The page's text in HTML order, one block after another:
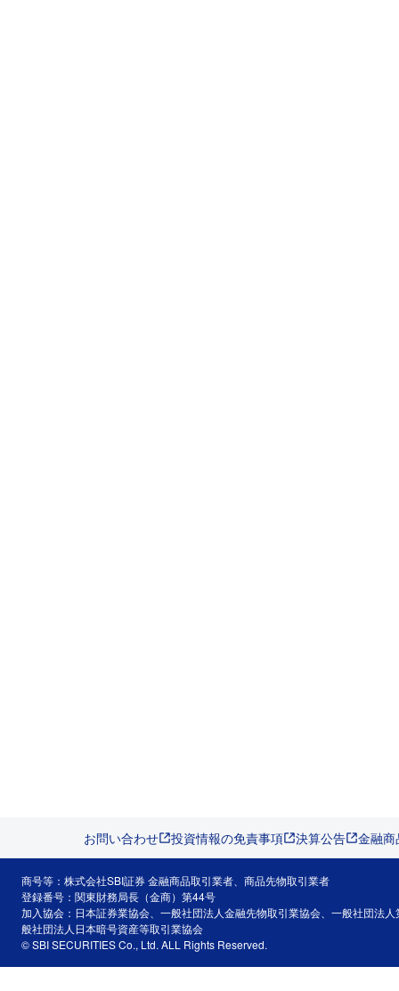
お問い合わせ 投資情報の免責事項 決算公告 金融
商号等：株式会社SBI証券 金融商品取引業者、商品先物取引業者
登録番号：関東財務局長（金商）第44号
加入協会：日本証券業協会、一般社団法人金融先物取引業協会、一般社団法
般社団法人日本暗号資産等取引業協会
© SBI SECURITIES Co., Ltd. ALL Rights Reserved.